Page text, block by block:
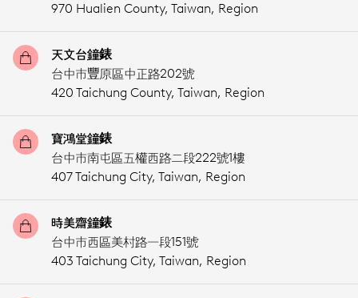
970 Hualien County, Taiwan, Region
天文台鐘錶
台中市豐原區中正路202號
420 Taichung County, Taiwan, Region
寶鴻堂鐘錶
台中市南屯區五權西路二段222號1樓
407 Taichung City, Taiwan, Region
時美齋鐘錶
台中市西區美村路一段151號
403 Taichung City, Taiwan, Region